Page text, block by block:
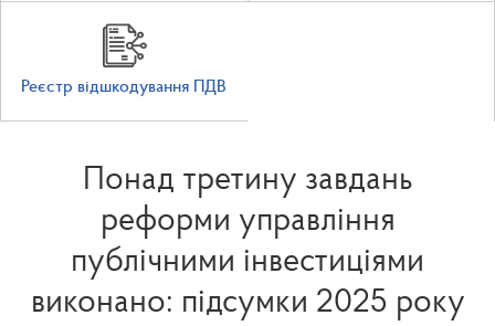
Реєстр відшкодування ПДВ
Понад третину завдань
реформи управління
публічними інвестиціями
виконано: підсумки 2025 року